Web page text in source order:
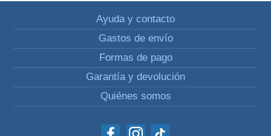
Ayuda y contacto
Gastos de envío
Formas de pago
Garantía y devolución
Quiénes somos